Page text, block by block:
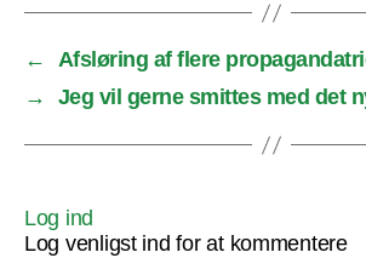
←
Afsløring af flere
→
Jeg vil gerne smittes med det
Log ind
Log venligst ind for at kommentere